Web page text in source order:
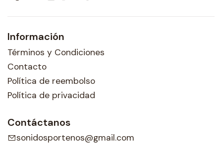
Información
Términos y Condiciones
Contacto
Política de reembolso
Política de privacidad
Contáctanos
sonidosportenos@gmail.com